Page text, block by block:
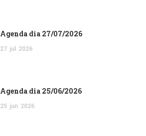
Agenda dia 27/07/2026
27 jul 2026
Agenda dia 25/06/2026
25 jun 2026